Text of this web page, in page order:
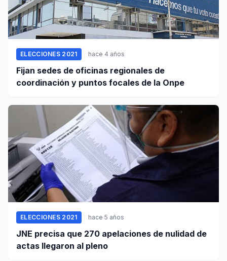
ELECCIONES 2021 hace 4 años
Fijan sedes de oficinas regionales de
coordinación y puntos focales de la Onpe
ELECCIONES 2021 hace 5 años
JNE precisa que 270 apelaciones de nulidad de
actas llegaron al pleno